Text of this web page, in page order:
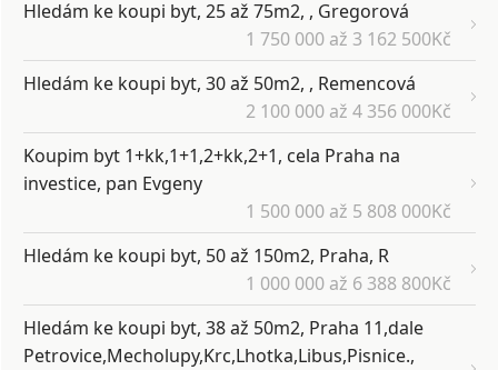
Hledám ke koupi byt, 25 až 75m2, , Gregorová
1 750 000 až 3 162 500Kč
Hledám ke koupi byt, 30 až 50m2, , Remencová
2 100 000 až 4 356 000Kč
Koupim byt 1+kk,1+1,2+kk,2+1, cela Praha na
investice, pan Evgeny
1 500 000 až 5 808 000Kč
Hledám ke koupi byt, 50 až 150m2, Praha, R
1 000 000 až 6 388 800Kč
Hledám ke koupi byt, 38 až 50m2, Praha 11,dale
Petrovice,Mecholupy,Krc,Lhotka,Libus,Pisnice.,